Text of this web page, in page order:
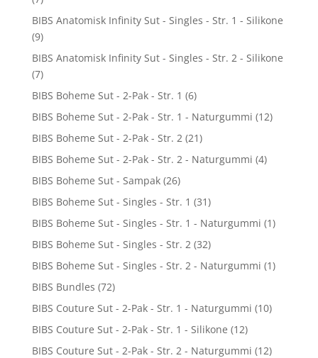
BIBS Anatomisk Infinity Sut - Singles - Str. 1 - Silikone
(9)
BIBS Anatomisk Infinity Sut - Singles - Str. 2 - Silikone
(7)
BIBS Boheme Sut - 2-Pak - Str. 1 (6)
BIBS Boheme Sut - 2-Pak - Str. 1 - Naturgummi (12)
BIBS Boheme Sut - 2-Pak - Str. 2 (21)
BIBS Boheme Sut - 2-Pak - Str. 2 - Naturgummi (4)
BIBS Boheme Sut - Sampak (26)
BIBS Boheme Sut - Singles - Str. 1 (31)
BIBS Boheme Sut - Singles - Str. 1 - Naturgummi (1)
BIBS Boheme Sut - Singles - Str. 2 (32)
BIBS Boheme Sut - Singles - Str. 2 - Naturgummi (1)
BIBS Bundles (72)
BIBS Couture Sut - 2-Pak - Str. 1 - Naturgummi (10)
BIBS Couture Sut - 2-Pak - Str. 1 - Silikone (12)
BIBS Couture Sut - 2-Pak - Str. 2 - Naturgummi (12)